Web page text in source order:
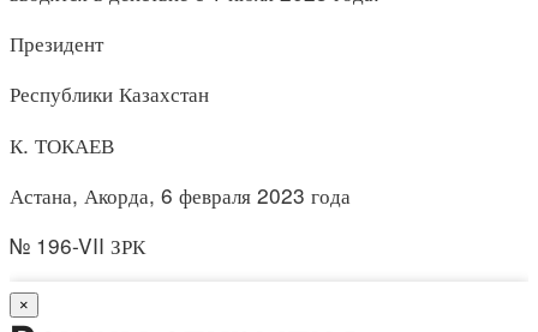
Президент
Республики Казахстан
К. ТОКАЕВ
Астана, Акорда, 6 февраля 2023 года
№ 196-VII ЗРК
×